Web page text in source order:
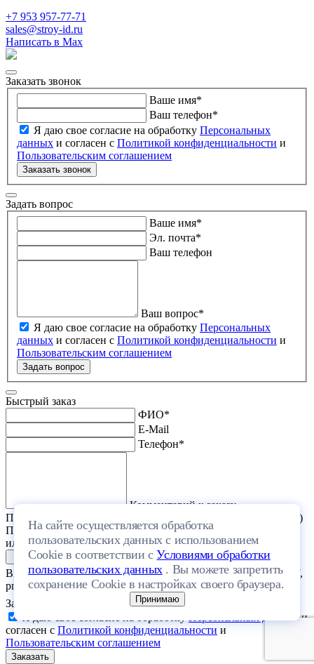
+7 953 957-77-71
sales@stroy-id.ru
Написать в Max
Заказать звонок
Ваше имя*
Ваш телефон*
Я даю свое согласие на обработку Персональных
данных и согласен с Политикой конфиденциальности и
Пользовательским соглашением
Заказать звонок
Задать вопрос
Ваше имя*
Эл. почта*
Ваш телефон
Ваш вопрос*
Я даю свое согласие на обработку Персональных
данных и согласен с Политикой конфиденциальности и
Пользовательским соглашением
Задать вопрос
На сайте осуществляется обработка
пользовательских данных с использованием
Cookie в соответствии сУсловиями обработки
пользовательских данных. Вы можете запретить
сохранение Cookie в настройках своего браузера.
Принимаю
Быстрый заказ
ФИО*
E-Mail
Телефон*
Комментарий к заказу
Прикрепить файл (проект дома или список стройматериалов)
Перетащите один или несколько файлов в эту область
или выберите файл на компьютере
Выберите файл с расширением (doc, docx, xls, xlsx, txt, rtf, pdf,
png, jpeg, jpg, gif) и размером, не превышающим 20 МБ.
Загрузить файлы
Персональных данныхи
согласен с Политикой конфиденциальности и
Пользовательским соглашением
Заказать